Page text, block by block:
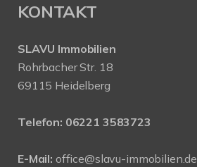
KONTAKT
SLAVU Immobilien
Rohrbacher Str. 18
69115 Heidelberg
Telefon: 06221 3583723
E-Mail: office@slavu-immobilien.de